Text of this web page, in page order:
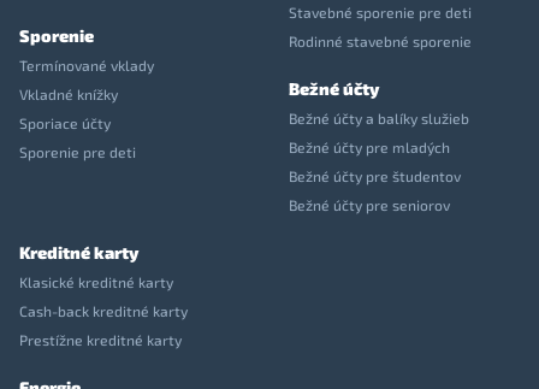
Sporenie
Termínované vklady
Vkladné knížky
Sporiace účty
Sporenie pre deti
Stavebné sporenie pre deti
Rodinné stavebné sporenie
Bežné účty
Bežné účty a balíky služieb
Bežné účty pre mladých
Bežné účty pre študentov
Bežné účty pre seniorov
Kreditné karty
Klasické kreditné karty
Cash-back kreditné karty
Prestížne kreditné karty